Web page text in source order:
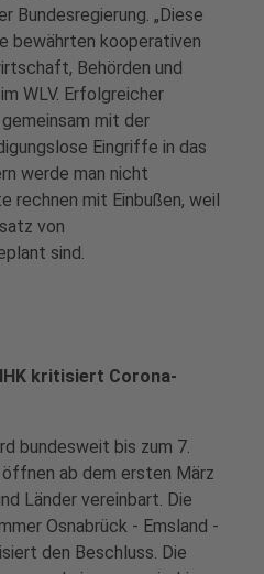
Bundesregierung. „Diese
bewährten kooperativen
Behörden und
WLV. Erfolgreicher
mit der
Eingriffe in das
werde man nicht
rechnen mit Einbußen, weil
von
sind.
kritisiert Corona-
bundesweit bis zum 7.
ab dem ersten März
Länder vereinbart. Die
Osnabrück - Emsland -
den Beschluss. Die